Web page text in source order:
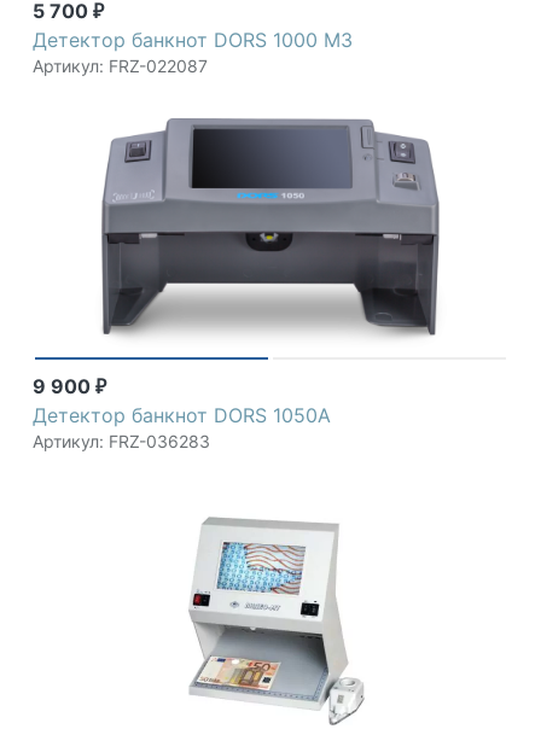
5 700 ₽
Детектор банкнот DORS 1000 M3
Артикул: FRZ-022087
9 900 ₽
Детектор банкнот DORS 1050А
Артикул: FRZ-036283